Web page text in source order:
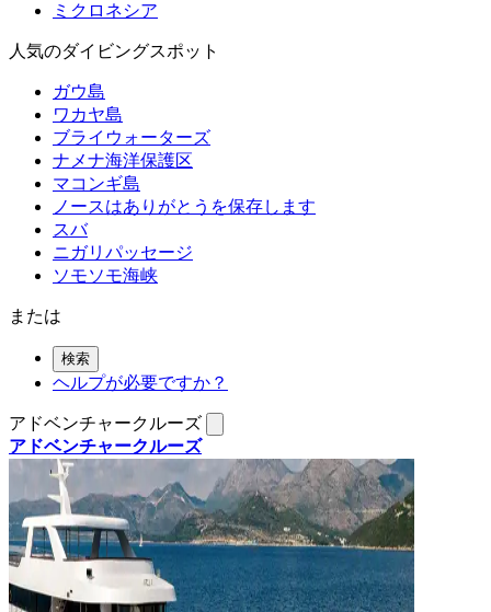
ミクロネシア
人気のダイビングスポット
ガウ島
ワカヤ島
ブライウォーターズ
ナメナ海洋保護区
マコンギ島
ノースはありがとうを保存します
スバ
ニガリパッセージ
ソモソモ海峡
または
検索
ヘルプが必要ですか？
アドベンチャークルーズ
アドベンチャークルーズ